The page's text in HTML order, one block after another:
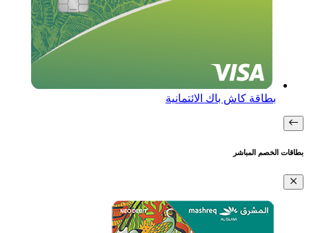
بطاقة كاش باك الائتمانية
بطاقات الخصم المباشر